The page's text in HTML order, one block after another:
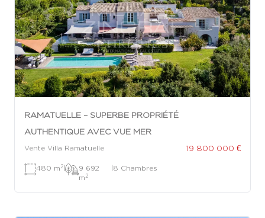
RAMATUELLE – SUPERBE PROPRIÉTÉ
AUTHENTIQUE AVEC VUE MER
Vente Villa Ramatuelle 19 800 000 €
480 m 2|
9 692
m 2
|8 Chambres